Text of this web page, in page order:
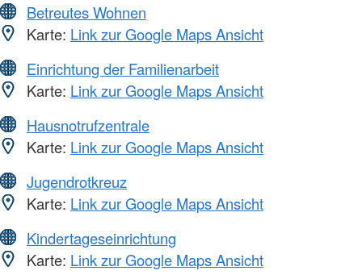
Betreutes Wohnen
Karte: Link zur Google Maps Ansicht
Einrichtung der Familienarbeit
Karte: Link zur Google Maps Ansicht
Hausnotrufzentrale
Karte: Link zur Google Maps Ansicht
Jugendrotkreuz
Karte: Link zur Google Maps Ansicht
Kindertageseinrichtung
Karte: Link zur Google Maps Ansicht